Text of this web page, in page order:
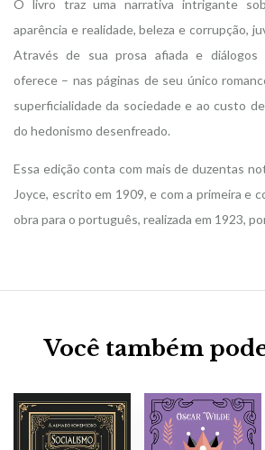
O livro traz uma narrativa intrigante
aparência e realidade, beleza e corrupção,
Através de sua prosa afiada e diálogos
oferece – nas páginas de seu único
superficialidade da sociedade e ao custo
do hedonismo desenfreado.
Essa edição conta com mais de duzentas
Joyce, escrito em 1909, e com a primeira e
obra para o português, realizada em 1923,
Você também